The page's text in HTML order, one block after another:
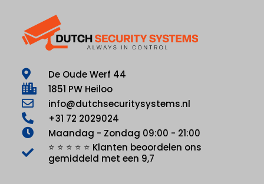
De Oude Werf 44
1851 PW Heiloo
info@dutchsecuritysystems.nl
+31 72 2029024
Maandag - Zondag 09:00 - 21:00
⭐ ⭐ ⭐ ⭐ ⭐ Klanten beoordelen ons
gemiddeld met een 9,7